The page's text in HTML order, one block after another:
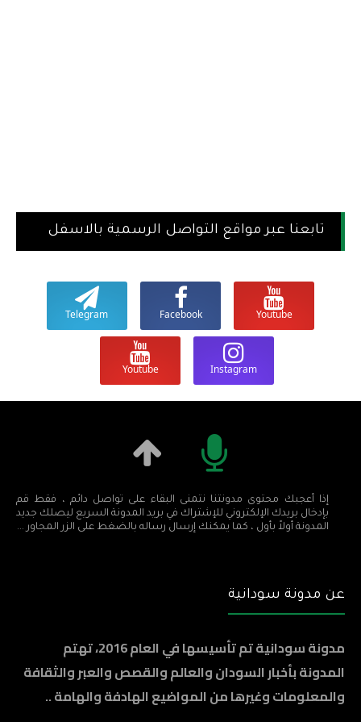
تابعنا عبر مواقع التواصل الرسمية بالاسفل
Youtube
Facebook
Telegram
Instagram
Youtube
إذا أعجبك محتوى مدونتنا نتمنى البقاء على تواصل دائم ، فقط قم
بإدخال بريدك الإلكتروني للإشتراك في بريد المدونة السريع ليصلك جديد
المدونة أولاً بأول ، كما يمكنك إرسال رساله بالضغط على الزر المجاور ...
عن مدونة سودانية
مدونة سودانية تم تأسيسها في العام 2016، تهتم
المدونة بأخبار السودان والعالم والقصص والعبر والثقافة
والمعلومات وغيرها من المواضيع الهادفة والهامة ..